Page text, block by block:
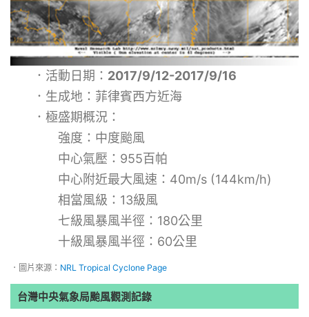
．活動日期： 2017/9/12-2017/9/16
．生成地：菲律賓西方近海
．極盛期概況：
強度：中度颱風
中心氣壓：955百帕
中心附近最大風速：40m/s (144km/h)
相當風級：13級風
七級風暴風半徑：180公里
十級風暴風半徑：60公里
．圖片來源： NRL Tropical Cyclone Page
台灣中央氣象局颱風觀測記錄